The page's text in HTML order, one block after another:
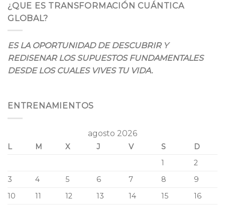
¿QUE ES TRANSFORMACIÓN CUÁNTICA
GLOBAL?
ES LA OPORTUNIDAD DE DESCUBRIR Y
REDISENAR LOS SUPUESTOS FUNDAMENTALES
DESDE LOS CUALES VIVES TU VIDA.
ENTRENAMIENTOS
agosto 2026
L M X J V S
D
1
2
3
4 5 6 7 8
9
10
11 12 13 14 15
16